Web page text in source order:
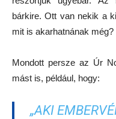
bárkire. Ott van nekik a
mit is akarhatnának még?
Mondott persze az Úr
mást is, például, hogy:
„AKI